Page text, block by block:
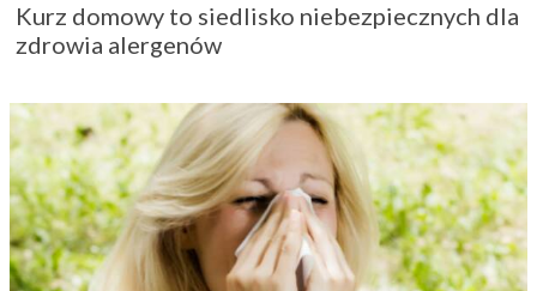
Kurz domowy to siedlisko niebezpiecznych dla
zdrowia alergenów